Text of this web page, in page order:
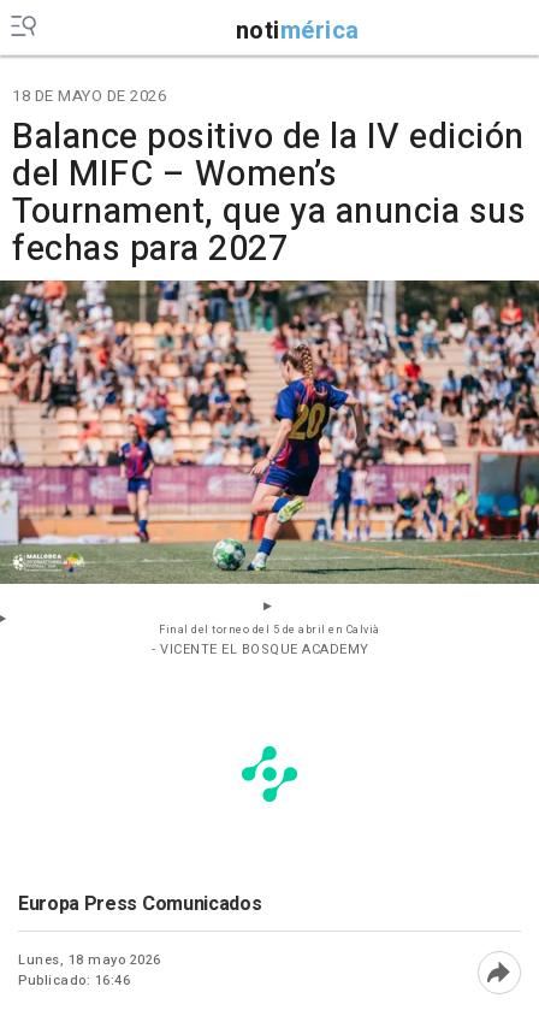
notimérica
18 DE MAYO DE 2026
Balance positivo de la IV edición
del MIFC – Women’s
Tournament, que ya anuncia sus
fechas para 2027
Final del torneo del 5 de abril en Calvià
- VICENTE EL BOSQUE ACADEMY
Europa Press Comunicados
Lunes, 18 mayo 2026
Publicado: 16:46